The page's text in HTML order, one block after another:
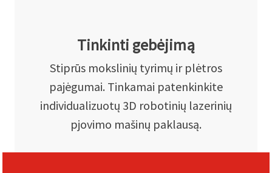
Tinkinti gebėjimą
Stiprūs mokslinių tyrimų ir plėtros
pajėgumai. Tinkamai patenkinkite
individualizuotų 3D robotinių lazerinių
pjovimo mašinų paklausą.